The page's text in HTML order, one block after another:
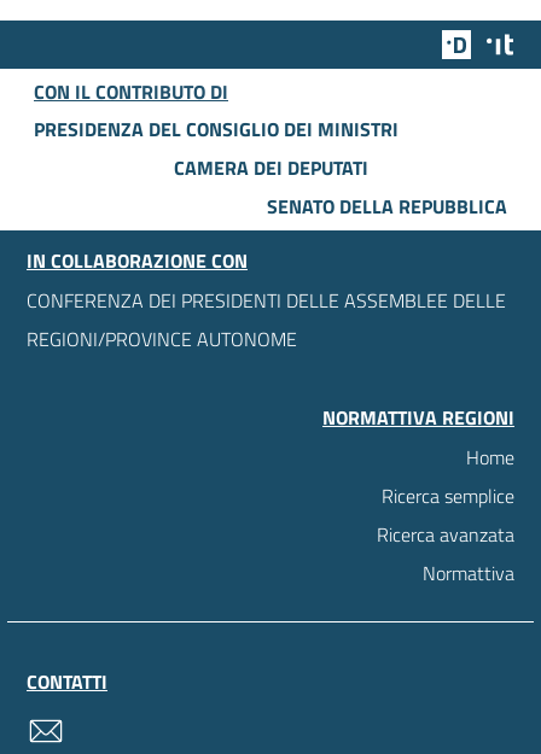
Team
CON IL CONTRIBUTO DI
PRESIDENZA DEL CONSIGLIO DEI MINISTRI
CAMERA DEI DEPUTATI
SENATO DELLA REPUBBLICA
IN COLLABORAZIONE CON
CONFERENZA DEI PRESIDENTI DELLE ASSEMBLEE DELLE
REGIONI/PROVINCE AUTONOME
NORMATTIVA REGIONI
Home
Ricerca semplice
Ricerca avanzata
Normattiva
CONTATTI